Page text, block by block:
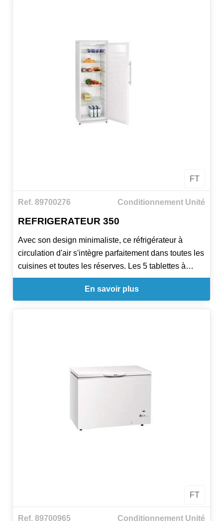
FT
Ref. 89700276 Conditionnement Unité
REFRIGERATEUR 350
Avec son design minimaliste, ce réfrigérateur à
circulation d'air s'intègre parfaitement dans toutes les
cuisines et toutes les réserves. Les 5 tablettes à
hauteur réglable permettent de conserver les
aliments (emballés ou dans des récipients) au frais.
En savoir plus
FT
Ref. 89700965 Conditionnement Unité